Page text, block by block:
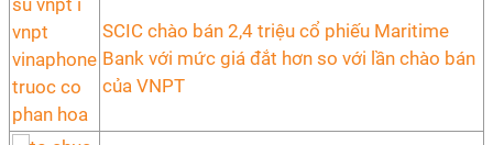
SCIC chào bán 2,4 triệu cổ phiếu Maritime
Bank với mức giá đắt hơn so với lần chào bán
của VNPT